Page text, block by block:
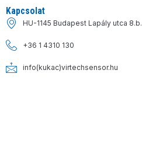
Kapcsolat
HU-1145 Budapest Lapály utca 8.b.
+36 1 4310 130
info(kukac)virtechsensor.hu